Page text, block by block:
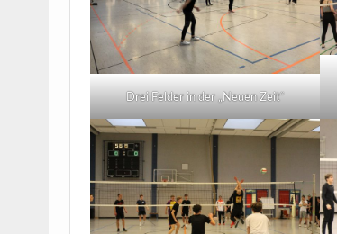
Drei Felder in der „Neuen Zeit“